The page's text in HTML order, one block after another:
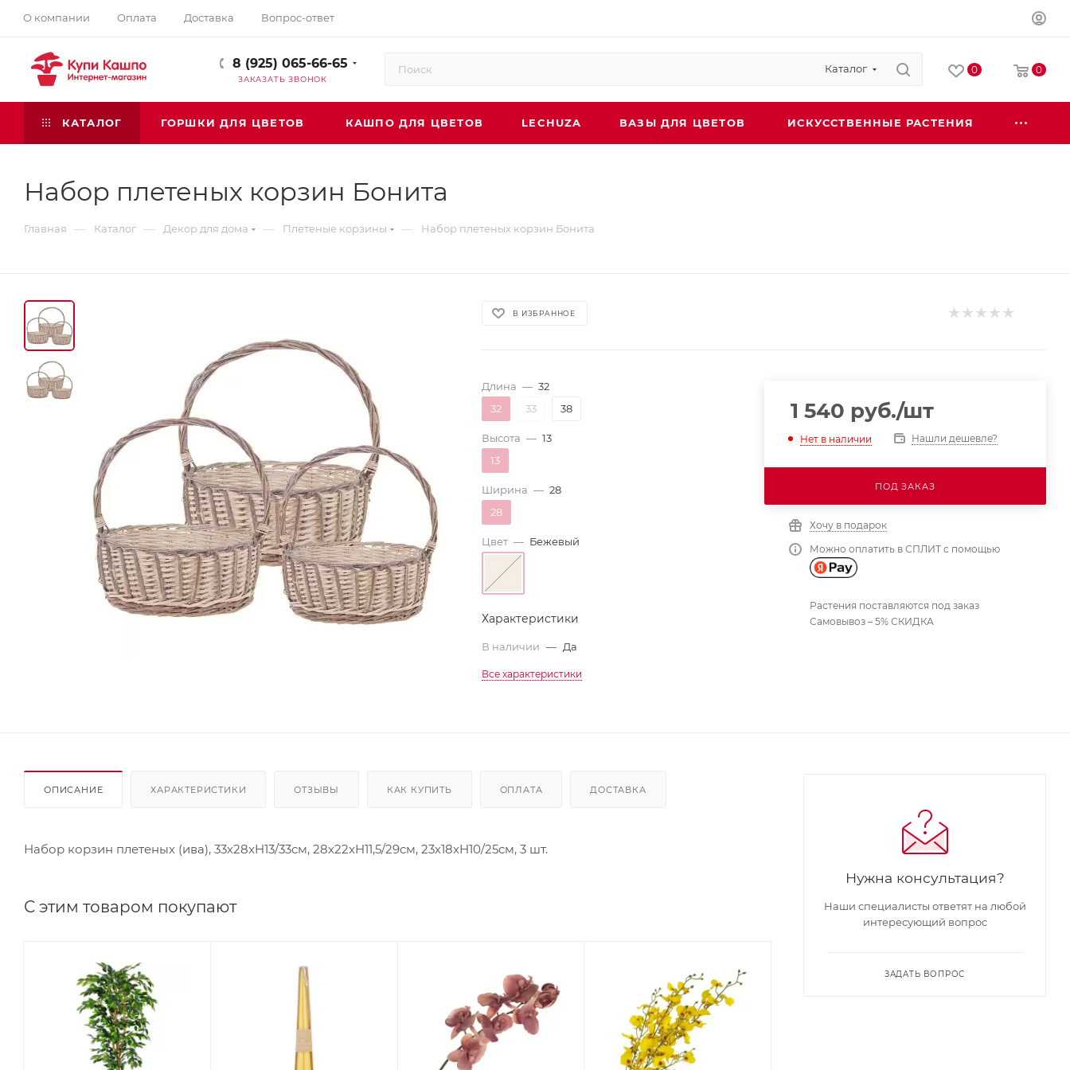
О компании Оплата Доставка Вопрос-ответ
8 (925) 065-66-65
ЗАКАЗАТЬ ЗВОНОК
Каталог 0 0
КАТАЛОГ ГОРШКИ ДЛЯ ЦВЕТОВ КАШПО ДЛЯ ЦВЕТОВ LECHUZA ВАЗЫ ДЛЯ ЦВЕТОВ ИСКУССТВЕННЫЕ РАСТЕНИЯ
Набор плетеных корзин Бонита
Главная — Каталог — Декор для дома — Плетеные корзины — Набор плетеных корзин Бонита
В ИЗБРАННОЕ
Длина — 32
32
33 38
Высота — 13
13
Ширина — 28
28
Цвет — Бежевый
Характеристики
В наличии — Да
Все характеристики
1 540 руб./шт
Нет в наличии Нашли дешевле?
ПОД ЗАКАЗ
Хочу в подарок
Можно оплатить в СПЛИТ с помощью
Растения поставляются под заказ
Самовывоз – 5% СКИДКА
ОПИСАНИЕ ХАРАКТЕРИСТИКИ ОТЗЫВЫ КАК КУПИТЬ ОПЛАТА ДОСТАВКА
Набор корзин плетеных (ива), 33х28xH13/33см, 28х22xH11,5/29см, 23х18xH10/25см, 3 шт.
С этим товаром покупают
Нужна консультация?
Наши специалисты ответят на любой
интересующий вопрос
ЗАДАТЬ ВОПРОС